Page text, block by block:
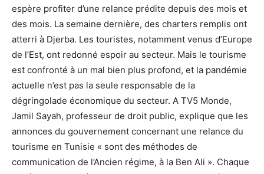
espère profiter d’une relance prédite depuis des mois et
des mois. La semaine dernière, des charters remplis ont
atterri à Djerba. Les touristes, notamment venus d’Europe
de l’Est, ont redonné espoir au secteur. Mais le tourisme
est confronté à un mal bien plus profond, et la pandémie
actuelle n’est pas la seule responsable de la
dégringolade économique du secteur. A TV5 Monde,
Jamil Sayah, professeur de droit public, explique que les
annonces du gouvernement concernant une relance du
tourisme en Tunisie « sont des méthodes de
communication de l’Ancien régime, à la Ben Ali ». Chaque